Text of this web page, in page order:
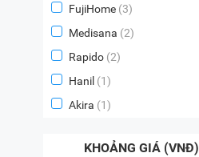
FujiHome (3)
Medisana (2)
Rapido (2)
Hanil (1)
Akira (1)
KHOẢNG GIÁ (VNĐ)